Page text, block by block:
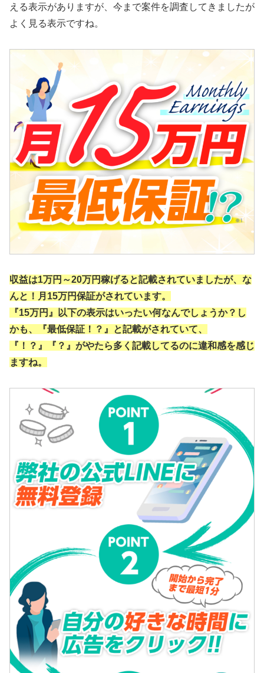
える表示がありますが、今まで案件を調査してきましたが
よく見る表示ですね。
収益は1万円～20万円稼げると記載されていましたが、な
んと！月15万円保証がされています。
『15万円』以下の表示はいったい何なんでしょうか？し
かも、『最低保証！？』と記載がされていて、
『！？』『？』がやたら多く記載してるのに違和感を感じ
ますね。